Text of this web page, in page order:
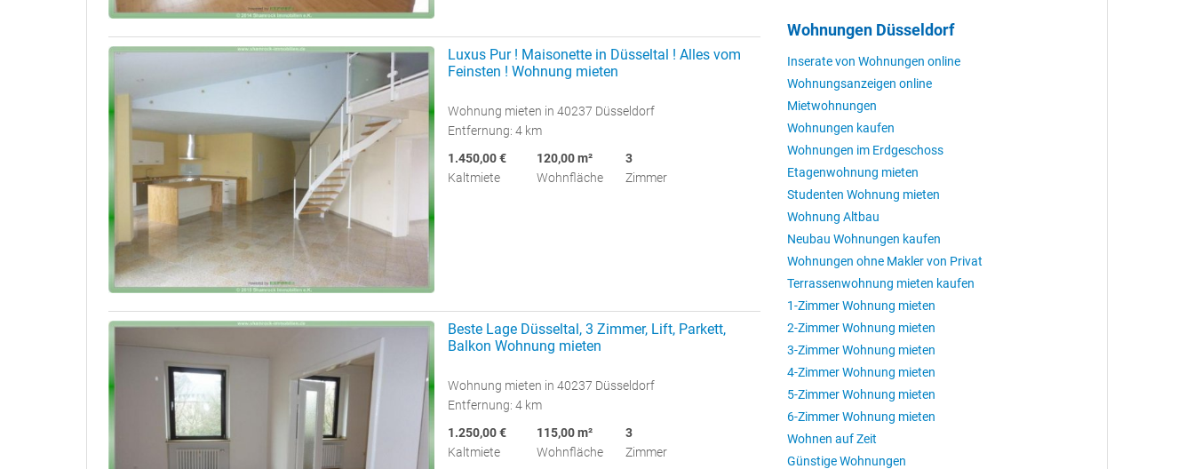
Luxus Pur ! Maisonette in Düsseltal ! Alles vom
Feinsten ! Wohnung mieten
Wohnung mieten in 40237 Düsseldorf
Entfernung: 4 km
1.450,00 €
Kaltmiete
120,00 m²
Wohnfläche
3
Zimmer
Beste Lage Düsseltal, 3 Zimmer, Lift, Parkett,
Balkon Wohnung mieten
Wohnung mieten in 40237 Düsseldorf
Entfernung: 4 km
1.250,00 €
Kaltmiete
115,00 m²
Wohnfläche
3
Zimmer
Wohnungen Düsseldorf
Inserate von Wohnungen online
Wohnungsanzeigen online
Mietwohnungen
Wohnungen kaufen
Wohnungen im Erdgeschoss
Etagenwohnung mieten
Studenten Wohnung mieten
Wohnung Altbau
Neubau Wohnungen kaufen
Wohnungen ohne Makler von Privat
Terrassenwohnung mieten kaufen
1-Zimmer Wohnung mieten
2-Zimmer Wohnung mieten
3-Zimmer Wohnung mieten
4-Zimmer Wohnung mieten
5-Zimmer Wohnung mieten
6-Zimmer Wohnung mieten
Wohnen auf Zeit
Günstige Wohnungen